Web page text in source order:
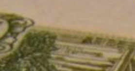
о новых
налогах
оказалась
ложной: